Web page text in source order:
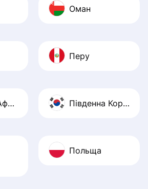
Оман
Перу
Південна Африка Південна Корея
Польща